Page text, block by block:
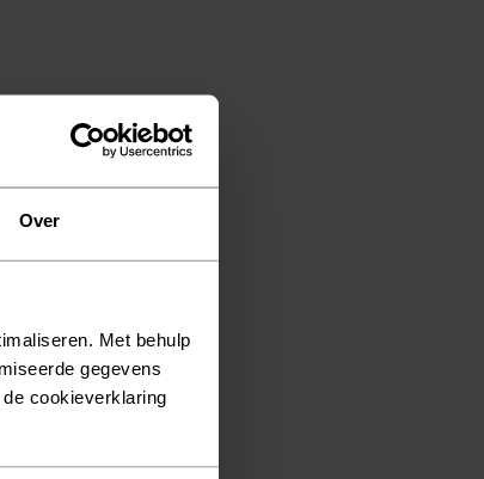
Over
Met behulp
gegevens
cookieverklaring